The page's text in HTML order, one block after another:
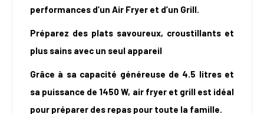
performances d’un Air Fryer et d’un Grill.
Préparez des plats savoureux, croustillants et
plus sains avec un seul appareil
Grâce à sa capacité généreuse de 4.5 litres et
sa puissance de 1450 W, air fryer et grill est idéal
pour préparer des repas pour toute la famille.